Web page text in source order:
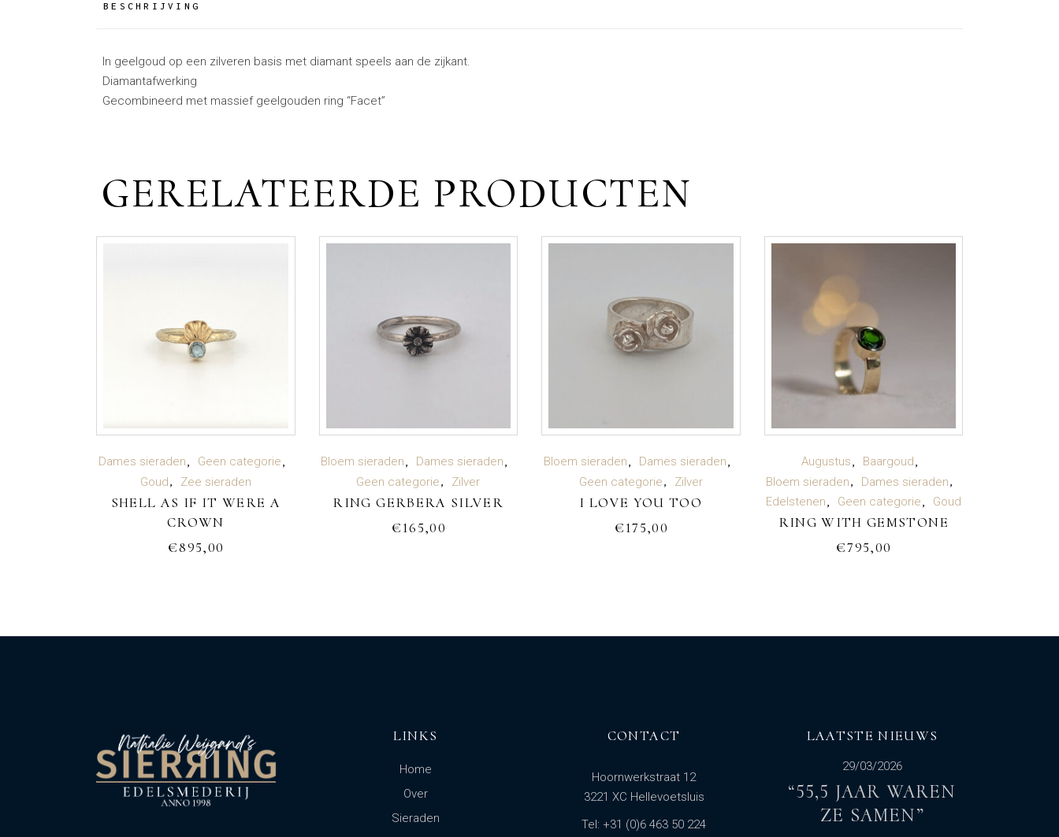
BESCHRIJVING
In geelgoud op een zilveren basis met diamant speels aan de zijkant.
Diamantafwerking
Gecombineerd met massief geelgouden ring “Facet”
GERELATEERDE PRODUCTEN
TOEVOEGEN AAN
WINKELWAGEN
Dames sieraden
Geen categorie
Goud
Zee sieraden
SHELL AS IF IT WERE A
CROWN
€895,00
TOEVOEGEN AAN
WINKELWAGEN
Bloem sieraden
Dames sieraden
Geen categorie
Zilver
RING GERBERA SILVER
€165,00
TOEVOEGEN AAN
WINKELWAGEN
Bloem sieraden
Dames sieraden
Geen categorie
Zilver
I LOVE YOU TOO
€175,00
TOEVOEGEN AAN
WINKELWAGEN
Augustus
Baargoud
Bloem sieraden
Dames sieraden
Edelstenen
Geen categorie Goud
RING WITH GEMSTONE
€795,00
LINKS
Home
Over
Sieraden
CONTACT
Hoornwerkstraat 12
3221 XC Hellevoetsluis
Tel: +31 (0)6 463 50 224
LAATSTE NIEUWS
29/03/2026
“55,5 JAAR WAREN
ZE SAMEN”